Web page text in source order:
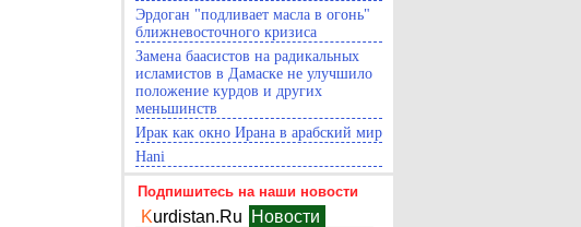
Эрдоган "подливает масла в огонь"
ближневосточного кризиса
Замена баасистов на радикальных
исламистов в Дамаске не улучшило
положение курдов и других
меньшинств
Ирак как окно Ирана в арабский мир
Hani
Подпишитесь на наши новости
Kurdistan.Ru Новости